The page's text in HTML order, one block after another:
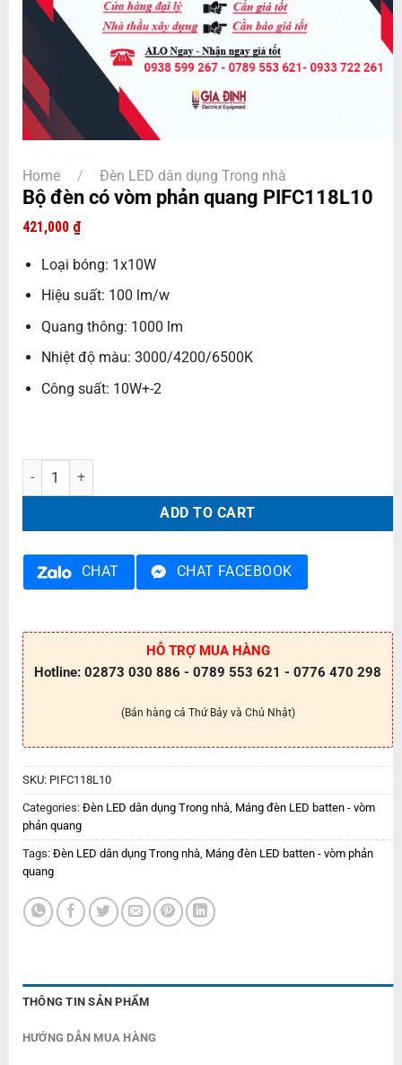
Home / Đèn LED dân dụng Trong nhà
Bộ đèn có vòm phản quang PIFC118L10
421,000 ₫
Loại bóng: 1x10W
Hiệu suất: 100 lm/w
Quang thông: 1000 lm
Nhiệt độ màu: 3000/4200/6500K
Công suất: 10W+-2
Bộ đèn có vòm phản quang PIFC118L10 quantity
ADD TO CART
CHAT CHAT FACEBOOK
HỖ TRỢ MUA HÀNG
Hotline: 02873 030 886 - 0789 553 621 - 0776 470 298
(Bán hàng cả Thứ Bảy và Chủ Nhật)
SKU: PIFC118L10
Categories: Đèn LED dân dụng Trong nhà, Máng đèn LED batten - vòm
phản quang
Tags: Đèn LED dân dụng Trong nhà, Máng đèn LED batten - vòm phản
quang
THÔNG TIN SẢN PHẨM
HƯỚNG DẪN MUA HÀNG